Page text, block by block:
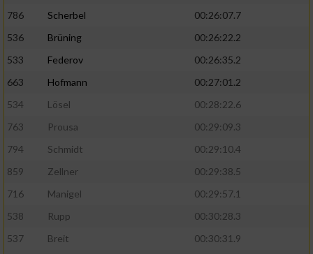
786
Scherbel
00:26:07.7
536
Brüning
00:26:22.2
533
Federov
00:26:35.2
663
Hofmann
00:27:01.2
534
Lösel
00:28:22.6
763
Prousa
00:29:09.3
794
Schmidt
00:29:10.4
859
Zellner
00:29:38.5
716
Manigel
00:29:57.1
538
Rupp
00:30:28.3
537
Breit
00:30:31.9